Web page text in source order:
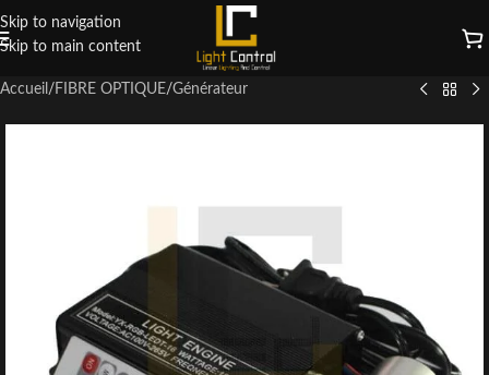
Skip to navigation
Skip to main content
Accueil / FIBRE OPTIQUE/Générateur